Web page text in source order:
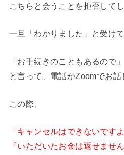
こちらと会うことを拒否して
一旦「わかりました」と受けて
「お手続きのこともあるので」
と言って、電話かZoomでお話
この際、
「キャンセルはできないですよ
「いただいたお金は返せません